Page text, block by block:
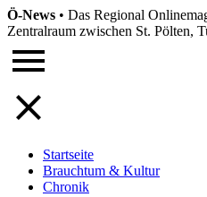
Ö-News • Das Regional
Zentralraum zwischen St. Pölten,
Startseite
Brauchtum & Kultur
Chronik